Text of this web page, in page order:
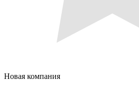
Новая компания